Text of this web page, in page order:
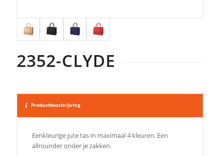
2352-CLYDE
Productbeschrijving
Eenkleurige jute tas in maximaal 4 kleuren. Een
allrounder onder je zakken.